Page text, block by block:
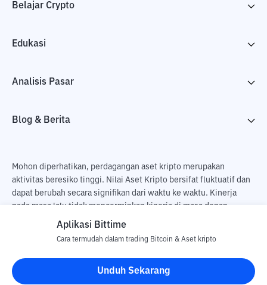
Belajar Crypto
Edukasi
Analisis Pasar
Blog & Berita
Mohon diperhatikan, perdagangan aset kripto merupakan
aktivitas beresiko tinggi. Nilai Aset Kripto bersifat fluktuatif dan
dapat berubah secara signifikan dari waktu ke waktu. Kinerja
pada masa lalu tidak mencerminkan kinerja di masa depan.
Terdapat risiko kehilangan sebagai dampak dari membeli dan
pengguna. PT Utama Aset Digital Indonesia (Bittime) tidak
bertanggung jawab atas perubahan fluktuasi dari nilai tukar Aset
Kripto.
Aplikasi Bittime
Cara termudah dalam trading Bitcoin & Aset kripto
Unduh Sekarang